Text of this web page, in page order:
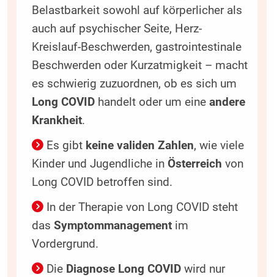
Belastbarkeit sowohl auf körperlicher als
auch auf psychischer Seite, Herz-
Kreislauf-Beschwerden, gastrointestinale
Beschwerden oder Kurzatmigkeit – macht
es schwierig zuzuordnen, ob es sich um
Long COVIDhandelt oder um eine andere
Krankheit.
Es gibt keine validen Zahlen, wie viele
Kinder und Jugendliche in Österreich von
Long COVID betroffen sind.
In der Therapie von Long COVID steht
das Symptommanagementim
Vordergrund.
Die Diagnose Long COVIDwird nur